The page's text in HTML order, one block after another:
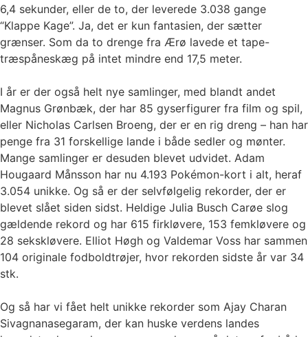
6,4 sekunder, eller de to, der leverede 3.038 gange
“Klappe Kage”. Ja, det er kun fantasien, der sætter
grænser. Som da to drenge fra Ærø lavede et tape-
træspåneskæg på intet mindre end 17,5 meter.
I år er der også helt nye samlinger, med blandt andet
Magnus Grønbæk, der har 85 gyserfigurer fra film og spil,
eller Nicholas Carlsen Broeng, der er en rig dreng – han har
penge fra 31 forskellige lande i både sedler og mønter.
Mange samlinger er desuden blevet udvidet. Adam
Hougaard Månsson har nu 4.193 Pokémon-kort i alt, heraf
3.054 unikke. Og så er der selvfølgelig rekorder, der er
blevet slået siden sidst. Heldige Julia Busch Carøe slog
gældende rekord og har 615 firkløvere, 153 femkløvere og
28 sekskløvere. Elliot Høgh og Valdemar Voss har sammen
104 originale fodboldtrøjer, hvor rekorden sidste år var 34
stk.
Og så har vi fået helt unikke rekorder som Ajay Charan
Sivagnanasegaram, der kan huske verdens landes